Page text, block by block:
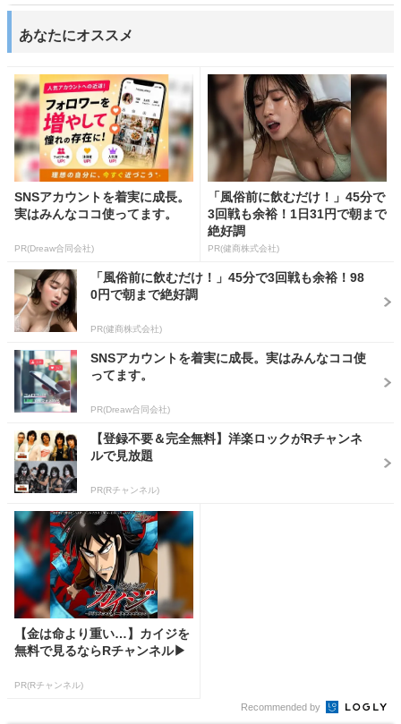
あなたにオススメ
SNSアカウントを着実に成長。
実はみんなココ使ってます。
PR(Dreaw合同会社)
「風俗前に飲むだけ！」45分で
3回戦も余裕！1日31円で朝まで
絶好調
PR(健商株式会社)
「風俗前に飲むだけ！」45分で3回戦も余裕！98
0円で朝まで絶好調
PR(健商株式会社)
SNSアカウントを着実に成長。実はみんなココ使
ってます。
PR(Dreaw合同会社)
【登録不要＆完全無料】洋楽ロックがRチャンネ
ルで見放題
PR(Rチャンネル)
【金は命より重い…】カイジを
無料で見るならRチャンネル▶︎
PR(Rチャンネル)
Recommended by